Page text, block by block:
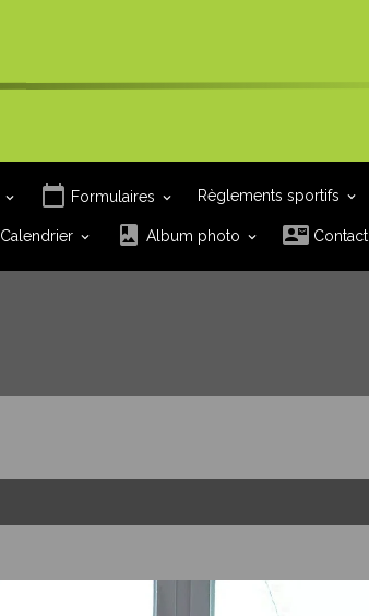
Formulaires Règlements sportifs
Calendrier Album photo Contact